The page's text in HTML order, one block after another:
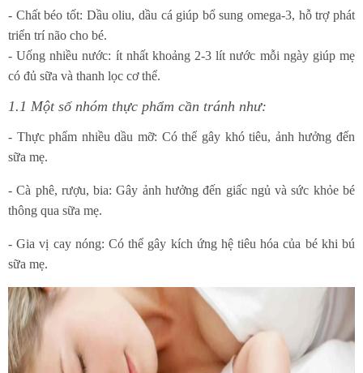
- Chất béo tốt: Dầu oliu, dầu cá giúp bổ sung omega-3, hỗ trợ phát
triển trí não cho bé.
- Uống nhiều nước: ít nhất khoảng 2-3 lít nước mỗi ngày giúp mẹ
có đủ sữa và thanh lọc cơ thể.
1.1 Một số nhóm thực phẩm cần tránh như:
- Thực phẩm nhiều dầu mỡ: Có thể gây khó tiêu, ảnh hưởng đến
sữa mẹ.
- Cà phê, rượu, bia: Gây ảnh hưởng đến giấc ngủ và sức khỏe bé
thông qua sữa mẹ.
- Gia vị cay nóng: Có thể gây kích ứng hệ tiêu hóa của bé khi bú
sữa mẹ.